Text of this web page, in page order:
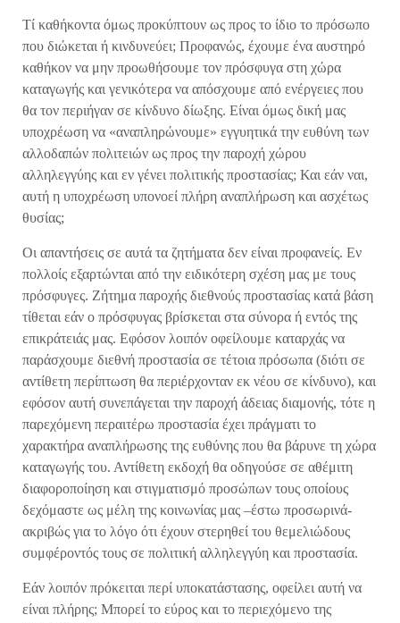
Τί καθήκοντα όμως προκύπτουν ως προς το ίδιο το πρόσωπο
που διώκεται ή κινδυνεύει; Προφανώς, έχουμε ένα αυστηρό
καθήκον να μην προωθήσουμε τον πρόσφυγα στη χώρα
καταγωγής και γενικότερα να απόσχουμε από ενέργειες που
θα τον περιήγαν σε κίνδυνο δίωξης. Είναι όμως δική μας
υποχρέωση να «αναπληρώνουμε» εγγυητικά την ευθύνη των
αλλοδαπών πολιτειών ως προς την παροχή χώρου
αλληλεγγύης και εν γένει πολιτικής προστασίας; Και εάν ναι,
αυτή η υποχρέωση υπονοεί πλήρη αναπλήρωση και ασχέτως
θυσίας;
Οι απαντήσεις σε αυτά τα ζητήματα δεν είναι προφανείς. Εν
πολλοίς εξαρτώνται από την ειδικότερη σχέση μας με τους
πρόσφυγες. Ζήτημα παροχής διεθνούς προστασίας κατά βάση
τίθεται εάν ο πρόσφυγας βρίσκεται στα σύνορα ή εντός της
επικράτειάς μας. Εφόσον λοιπόν οφείλουμε καταρχάς να
παράσχουμε διεθνή προστασία σε τέτοια πρόσωπα (διότι σε
αντίθετη περίπτωση θα περιέρχονταν εκ νέου σε κίνδυνο), και
εφόσον αυτή συνεπάγεται την παροχή άδειας διαμονής, τότε η
παρεχόμενη περαιτέρω προστασία έχει πράγματι το
χαρακτήρα αναπλήρωσης της ευθύνης που θα βάρυνε τη χώρα
καταγωγής του. Αντίθετη εκδοχή θα οδηγούσε σε αθέμιτη
διαφοροποίηση και στιγματισμό προσώπων τους οποίους
δεχόμαστε ως μέλη της κοινωνίας μας –έστω προσωρινά-
ακριβώς για το λόγο ότι έχουν στερηθεί του θεμελιώδους
συμφέροντός τους σε πολιτική αλληλεγγύη και προστασία.
Εάν λοιπόν πρόκειται περί υποκατάστασης, οφείλει αυτή να
είναι πλήρης; Μπορεί το εύρος και το περιεχόμενο της